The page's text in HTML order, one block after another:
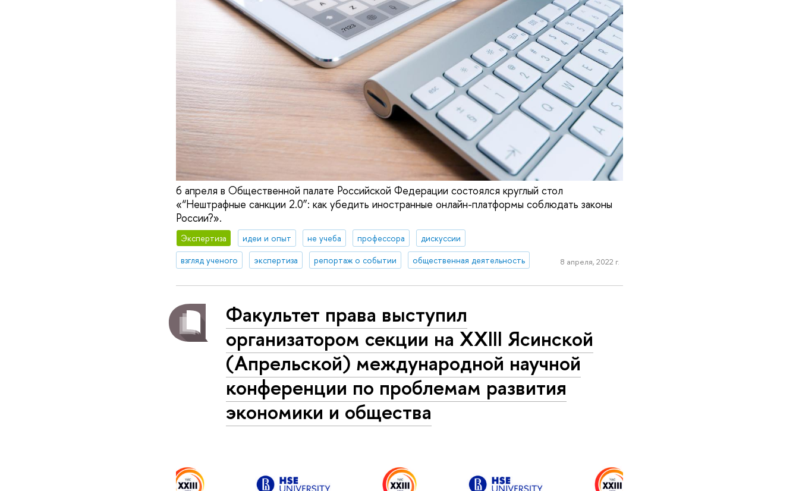
6 апреля в Общественной палате Российской Федерации состоялся круглый стол
«“Нештрафные санкции 2.0”: как убедить иностранные онлайн-платформы соблюдать законы
России?».
Экспертиза идеи и опыт не учеба профессора
дискуссии
взгляд ученого
экспертиза репортаж о событии общественная деятельность 8 апреля, 2022 г.
Факультет права выступил
организатором секции на XXIII Ясинской
(Апрельской) международной научной
конференции по проблемам развития
экономики и общества